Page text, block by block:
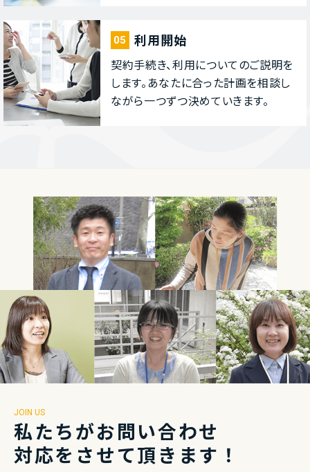
05 利⽤開始
契約⼿続き、利⽤についてのご説明を
します。あなたに合った計画を相談し
ながら⼀つずつ決めていきます。
JOIN US
私たちがお問い合わせ
対応をさせて頂きます！